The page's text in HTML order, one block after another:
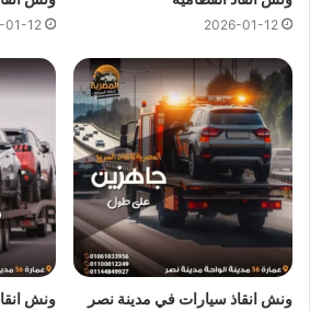
السائقين فإن عملاؤنا يثقون بنا لأننا نقدم
طبيعة الطريق السريع وظروفه الخاصة.
ونش انقاذ طريق
ونش انقاذ طريق السخنةمهم جدًا لضمان
ولتوفير الراحة النفسية للسائقين فشركتنا
سرعة استجابة فائقة باستخدام أحدث
لتحريك أي نوع من السيارات، سواء كانت
2026-01-12
01-12
ونش انقاذ سيارات في مدينة نصر
ونش